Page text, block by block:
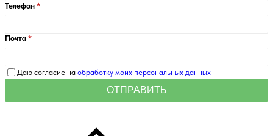
Телефон
Почта
Даю согласие на обработку моих персональных данных